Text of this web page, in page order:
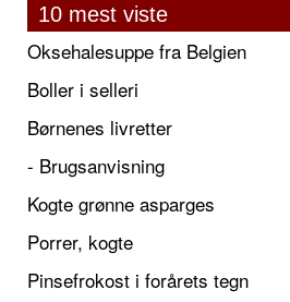
10 mest viste
Oksehalesuppe fra Belgien
Boller i selleri
Børnenes livretter
- Brugsanvisning
Kogte grønne asparges
Porrer, kogte
Pinsefrokost i forårets tegn